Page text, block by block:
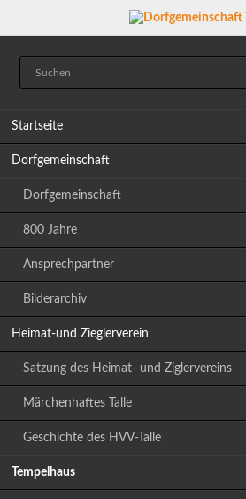
Startseite
Dorfgemeinschaft
Dorfgemeinschaft
800 Jahre
Ansprechpartner
Bilderarchiv
Heimat-und Zieglerverein
Satzung des Heimat- und Ziglervereins
Märchenhaftes Talle
Geschichte des HVV-Talle
Tempelhaus